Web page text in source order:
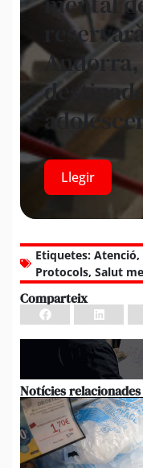
Andorra,
Llegir
Etiquetes: Atenció,
Protocols, Salut
Comparteix
Notícies relacionades